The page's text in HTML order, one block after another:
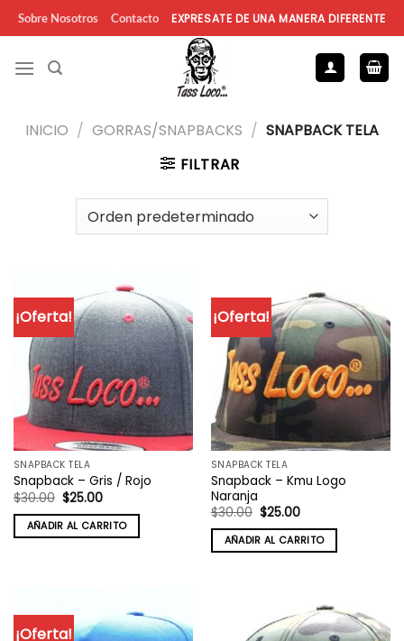
Saltar
al
contenido
Sobre Nosotros Contacto EXPRESATE DE UNA MANERA DIFERENTE
INICIO / GORRAS/SNAPBACKS / SNAPBACK TELA
FILTRAR
¡Oferta!
SNAPBACK TELA
Snapback – Gris / Rojo
$30.00 El
precio
original
era:
$30.00.
$25.00El
actual
es:
$25.00.
AÑADIR AL CARRITO
¡Oferta!
SNAPBACK TELA
Snapback – Kmu Logo
Naranja
$30.00 El
precio
original
era:
$30.00.
$25.00El
actual
es:
$25.00.
AÑADIR AL CARRITO
¡Oferta!